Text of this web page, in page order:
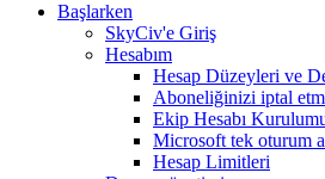
Başlarken
SkyCiv'e Giriş
Hesabım
Hesap Düzeyleri ve
Aboneliğinizi iptal
Ekip Hesabı
Microsoft tek oturum
Hesap Limitleri